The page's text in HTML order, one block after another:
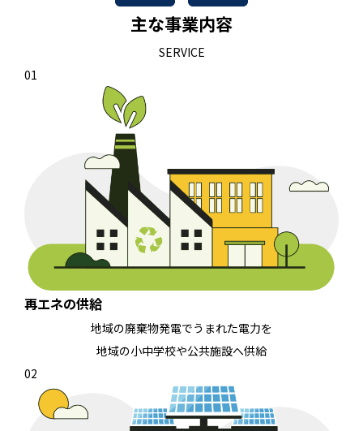
主な事業内容
SERVICE
01
再エネの供給
地域の廃棄物発電でうまれた電力を
地域の小中学校や公共施設へ供給
02